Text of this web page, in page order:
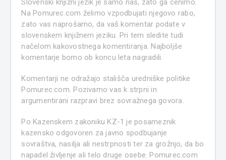
Slovenski knjižni jezik je samo naš, zato ga cenimo.
Na Pomurec.com želimo vzpodbujati njegovo rabo,
zato vas naprošamo, da vaš komentar podate v
slovenskem knjižnem jeziku. Pri tem sledite tudi
načelom kakovostnega komentiranja. Najboljše
komentarje bomo ob koncu leta nagradili.
Komentarji ne odražajo stališča uredniške politike
Pomurec.com. Pozivamo vas k strpni in
argumentirani razpravi brez sovražnega govora.
Po Kazenskem zakoniku KZ-1 je posameznik
kazensko odgovoren za javno spodbujanje
sovraštva, nasilja ali nestrpnosti ter za grožnjo, da bo
napadel življenje ali telo druge osebe. Pomurec.com